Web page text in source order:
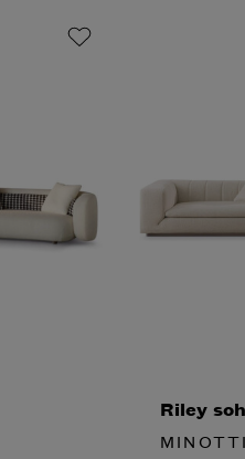
MINOTTI
UUSI